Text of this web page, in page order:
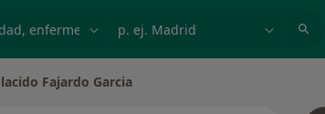
de ciudad
Fajardo Garcia